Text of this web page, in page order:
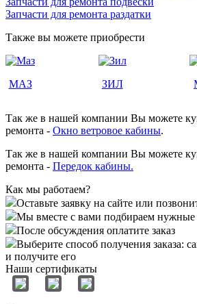
Запчасти для ремонта раздатки
Также вы можете приобрести
МАЗ ЗИЛ
Так же в нашей компании Вы можете
ремонта - Окно ветровое кабины.
Так же в нашей компании Вы можете
ремонта - Передок кабины.
Как мы работаем?
Оставьте заявку на сайте или
Мы вместе с вами подбираем нужные
После обсуждения оплатите заказ
Выберите способ получения заказа:
и получите его
Наши сертификаты